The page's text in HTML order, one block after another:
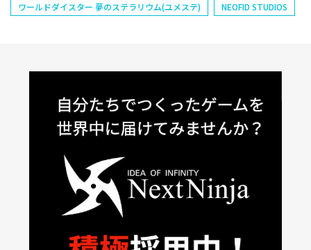
ワールドダイスター 夢のステラリウム(ユメステ)
NEOFID STUDIOS